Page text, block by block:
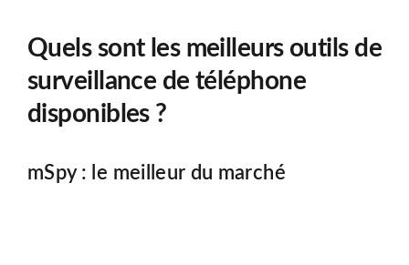
Quels sont les meilleurs outils de
surveillance de téléphone
disponibles ?
mSpy : le meilleur du marché